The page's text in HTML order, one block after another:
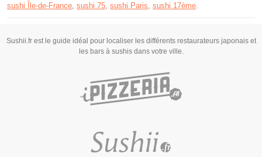
sushi Île-de-France sushi 75 sushi Paris sushi 17ème
Sushii.fr est le guide idéal pour localiser les différents restaurateurs japonais et
les bars à sushis dans votre ville.